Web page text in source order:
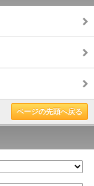
ページの先頭へ戻る